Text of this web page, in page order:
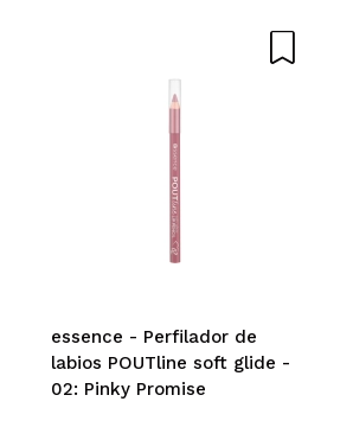
essence - Perfilador de
labios POUTline soft glide -
02: Pinky Promise